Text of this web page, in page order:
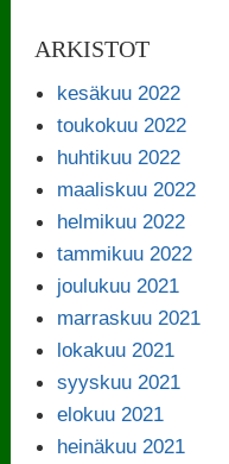
ARKISTOT
kesäkuu 2022
toukokuu 2022
huhtikuu 2022
maaliskuu 2022
helmikuu 2022
tammikuu 2022
joulukuu 2021
marraskuu 2021
lokakuu 2021
syyskuu 2021
elokuu 2021
heinäkuu 2021